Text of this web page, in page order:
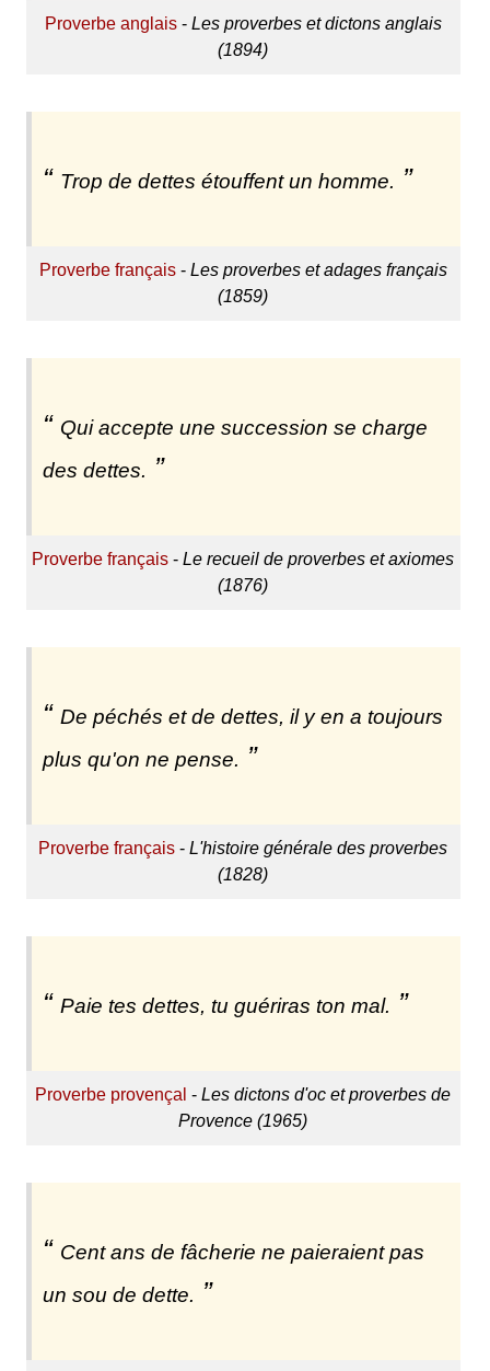
Proverbe anglais- Les proverbes et dictons anglais
(1894)
Trop de dettes étouffent un homme.
Proverbe français- Les proverbes et adages français
(1859)
Qui accepte une succession se charge
des dettes.
Proverbe français -Le recueil de proverbes et axiomes
(1876)
De péchés et de dettes, il y en a toujours
plus qu'on ne pense.
Proverbe français -L'histoire générale des proverbes
(1828)
Paie tes dettes, tu guériras ton mal.
Proverbe provençal -Les dictons d'oc et proverbes de
Provence (1965)
Cent ans de fâcherie ne paieraient pas
un sou de dette.